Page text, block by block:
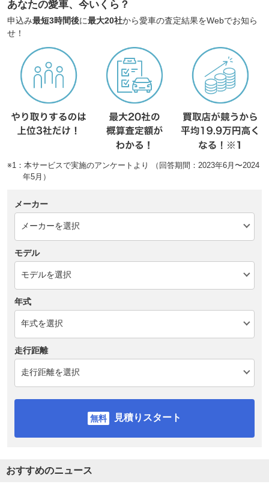
あなたの愛車、今いくら？
申込み最短3時間後に最大20社から愛車の査定結果をWebでお知ら
せ！
※1：本サービスで実施のアンケートより （回答期間：2023年6月〜2024
年5月）
メーカー
モデル
年式
走行距離
見積りスタート
おすすめのニュース